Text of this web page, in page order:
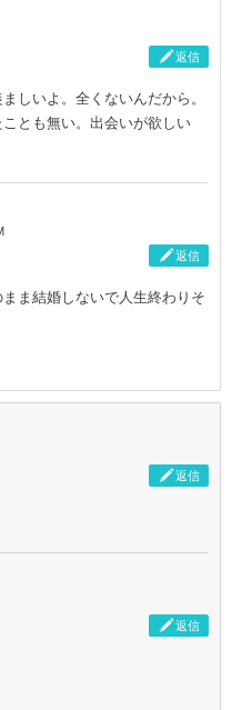
返信
しいよ。全くないんだから。
とも無い。出会いが欲しい
返信
ま結婚しないで人生終わりそ
返信
返信